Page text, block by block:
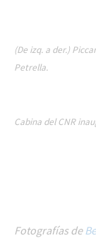
(De izq. a der.)
Petrella.
Cabina del CNR
Fotografías de